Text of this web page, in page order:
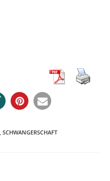
SCHWANGERSCHAFT